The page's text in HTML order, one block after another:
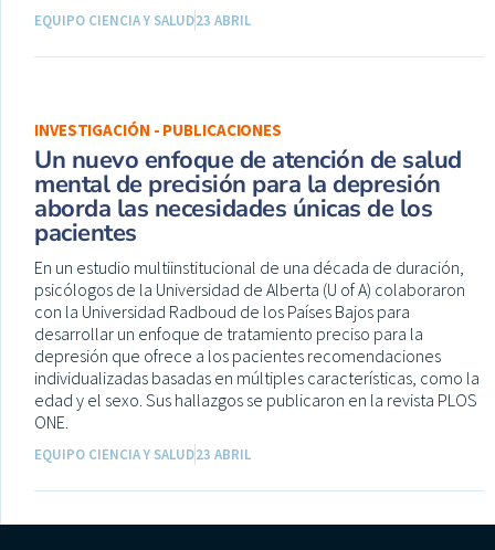
EQUIPO CIENCIA Y SALUD23 ABRIL
INVESTIGACIÓN - PUBLICACIONES
Un nuevo enfoque de atención de salud
mental de precisión para la depresión
aborda las necesidades únicas de los
pacientes
En un estudio multiinstitucional de una década de duración,
psicólogos de la Universidad de Alberta (U of A) colaboraron
con la Universidad Radboud de los Países Bajos para
desarrollar un enfoque de tratamiento preciso para la
depresión que ofrece a los pacientes recomendaciones
individualizadas basadas en múltiples características, como la
edad y el sexo. Sus hallazgos se publicaron en la revista PLOS
ONE.
EQUIPO CIENCIA Y SALUD23 ABRIL